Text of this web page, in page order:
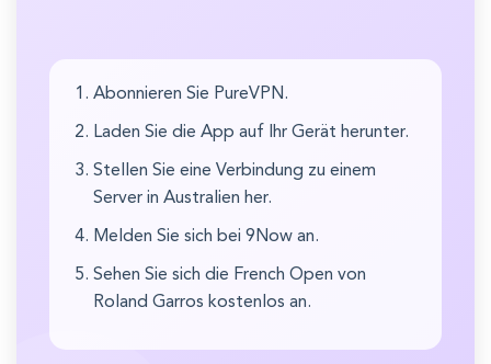
Abonnieren Sie PureVPN.
Laden Sie die App auf Ihr Gerät herunter.
Stellen Sie eine Verbindung zu einem
Server in Australien her.
Melden Sie sich bei 9Now an.
Sehen Sie sich die French Open von
Roland Garros kostenlos an.